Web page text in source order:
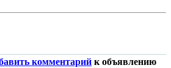
комментарий к объявлению